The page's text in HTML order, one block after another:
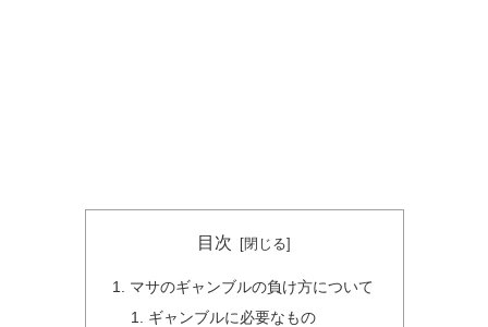
目次
マサのギャンブルの負け方について
ギャンブルに必要なもの